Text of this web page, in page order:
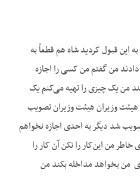
این قبول کردید شاه هم قطعاً به
من گفتم من کسی را اجازه
من یک چیزی را تهیه می‌کنم یک
هیئت وزیران هیئت وزیران تصویب
شد دیگر به احدی اجازه نخواهم
خاطر من این‌کار را نکن آن کار را
من بخواهد مداخله بکند من